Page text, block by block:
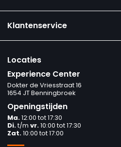
Klantenservice
Locaties
Experience Center
Dokter de Vriesstraat 16
1654 JT Benningbroek
Openingstijden
Ma.12:00 tot 17:30
Di.t/m vr.10:00 tot 17:30
Zat.10:00 tot 17:00